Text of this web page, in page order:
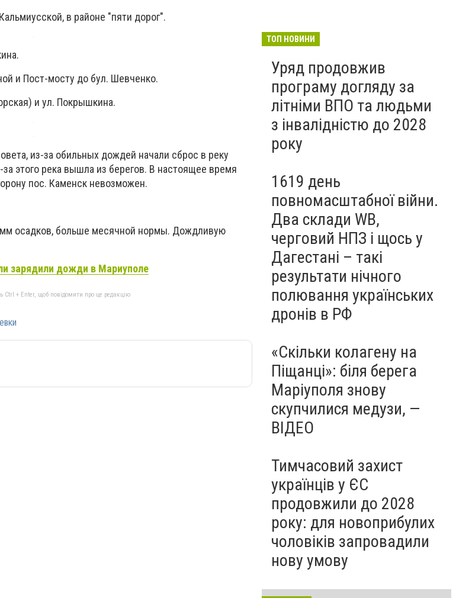
в районе "пяти дорог".
и Пост-мосту до бул. Шевченко.
и ул. Покрышкина.
из-за обильных дождей начали сброс в реку
этого река вышла из берегов. В настоящее время
пос. Каменск невозможен.
осадков, больше месячной нормы. Дождливую
зарядили дожди в Мариуполе
Ctrl + Enter, щоб повідомити про це редакцію
адміністрація оскаржує
судами право власності на
житло
Вчора
ТОП НОВИНИ
Уряд продовжив
програму догляду за
літніми ВПО та людьми
з інвалідністю до 2028
року
1619 день
повномасштабної війни.
Два склади WB,
черговий НПЗ і щось у
Дагестані – такі
результати нічного
полювання українських
дронів в РФ
«Скільки колагену на
Піщанці»: біля берега
Маріуполя знову
скупчилися медузи, —
ВІДЕО
Тимчасовий захист
українців у ЄС
продовжили до 2028
року: для новоприбулих
чоловіків запровадили
нову умову